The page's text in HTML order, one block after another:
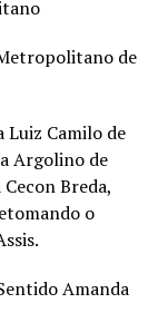
de
Camilo de
Argolino de
Breda,
o
Amanda